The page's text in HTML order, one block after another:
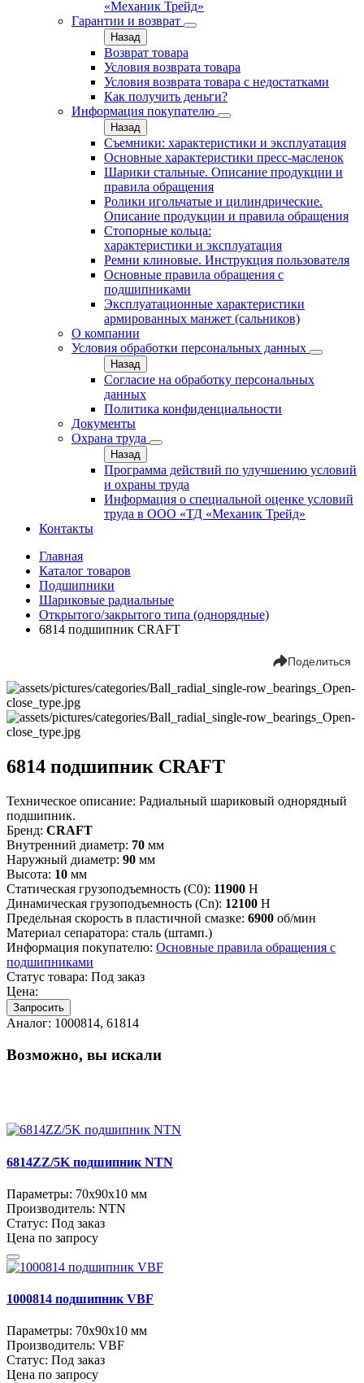
«Механик Трейд»
Гарантии и возврат
Назад
Возврат товара
Условия возврата товара
Условия возврата товара с недостатками
Как получить деньги?
Информация покупателю
Назад
Съемники: характеристики и эксплуатация
Основные характеристики пресс‑масленок
Шарики стальные. Описание продукции и
правила обращения
Ролики игольчатые и цилиндрические.
Описание продукции и правила обращения
Стопорные кольца:
характеристики и эксплуатация
Ремни клиновые. Инструкция пользователя
Основные правила обращения с
подшипниками
Эксплуатационные характеристики
армированных манжет (сальников)
О компании
Условия обработки персональных данных
Назад
Согласие на обработку персональных
данных
Политика конфиденциальности
Документы
Охрана труда
Назад
Программа действий по улучшению условий
и охраны труда
Информация о специальной оценке условий
труда в ООО «ТД «Механик Трейд»
Контакты
Главная
Каталог товаров
Подшипники
Шариковые радиальные
Открытого/закрытого типа (однорядные)
6814 подшипник CRAFT
Поделиться
6814 подшипник CRAFT
Техническое описание: Радиальный шариковый однорядный
подшипник.
Бренд: CRAFT
Внутренний диаметр: 70 мм
Наружный диаметр: 90 мм
Высота: 10 мм
Статическая грузоподъемность (C0): 11900 Н
Динамическая грузоподъемность (Cn): 12100 Н
Предельная скорость в пластичной смазке: 6900 об/мин
Материал сепаратора: сталь (штамп.)
Информация покупателю: Основные правила обращения с
подшипниками
Статус товара: Под заказ
Цена:
Запросить
Аналог: 1000814, 61814
Возможно, вы искали
6814ZZ/5K подшипник NTN
Параметры: 70x90x10 мм
Производитель: NTN
Статус: Под заказ
Цена по запросу
1000814 подшипник VBF
Параметры: 70x90x10 мм
Производитель: VBF
Статус: Под заказ
Цена по запросу